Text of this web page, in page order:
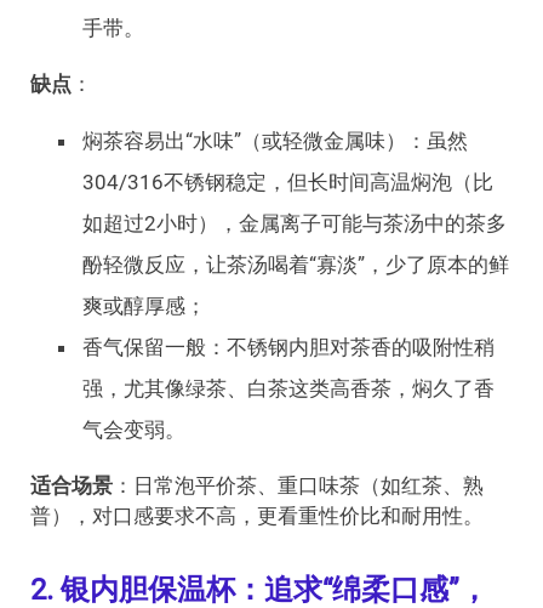
手带。
缺点 ：
焖茶容易出“水味”（或轻微金属味）：虽然
304/316不锈钢稳定，但长时间高温焖泡（比
如超过2小时），金属离子可能与茶汤中的茶多
酚轻微反应，让茶汤喝着“寡淡”，少了原本的鲜
爽或醇厚感；
香气保留一般：不锈钢内胆对茶香的吸附性稍
强，尤其像绿茶、白茶这类高香茶，焖久了香
气会变弱。
适合场景 ：日常泡平价茶、重口味茶（如红茶、熟
普），对口感要求不高，更看重性价比和耐用性。
2. 银内胆保温杯：追求“绵柔口感”，